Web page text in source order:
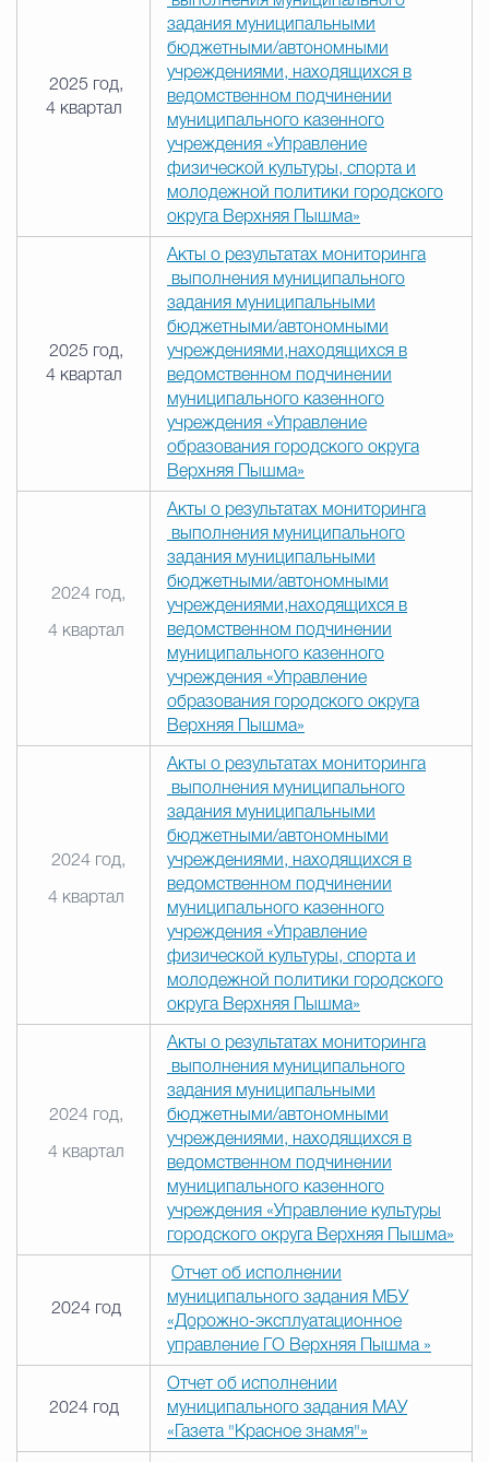
2025 год,
4 квартал
задания муниципальными
бюджетными/автономными
учреждениями, находящихся в
ведомственном подчинении
муниципального казенного
учреждения «Управление
физической культуры, спорта и
молодежной политики городского
округа Верхняя Пышма»
2025 год,
4 квартал
Акты о результатах мониторинга
выполнения муниципального
задания муниципальными
бюджетными/автономными
учреждениями,находящихся в
ведомственном подчинении
муниципального казенного
учреждения «Управление
образования городского округа
Верхняя Пышма»
2024 год,
4 квартал
Акты о результатах мониторинга
выполнения муниципального
задания муниципальными
бюджетными/автономными
учреждениями,находящихся в
ведомственном подчинении
муниципального казенного
учреждения «Управление
образования городского округа
Верхняя Пышма»
2024 год,
4 квартал
Акты о результатах мониторинга
выполнения муниципального
задания муниципальными
бюджетными/автономными
учреждениями, находящихся в
ведомственном подчинении
муниципального казенного
учреждения «Управление
физической культуры, спорта и
молодежной политики городского
округа Верхняя Пышма»
2024 год,
4 квартал
Акты о результатах мониторинга
выполнения муниципального
задания муниципальными
бюджетными/автономными
учреждениями, находящихся в
ведомственном подчинении
муниципального казенного
учреждения «Управление культуры
городского округа Верхняя Пышма»
2024 год
Отчет об исполнении
муниципального задания МБУ
«Дорожно-эксплуатационное
управление ГО Верхняя Пышма »
2024 год
Отчет об исполнении
муниципального задания МАУ
«Газета "Красное знамя"»